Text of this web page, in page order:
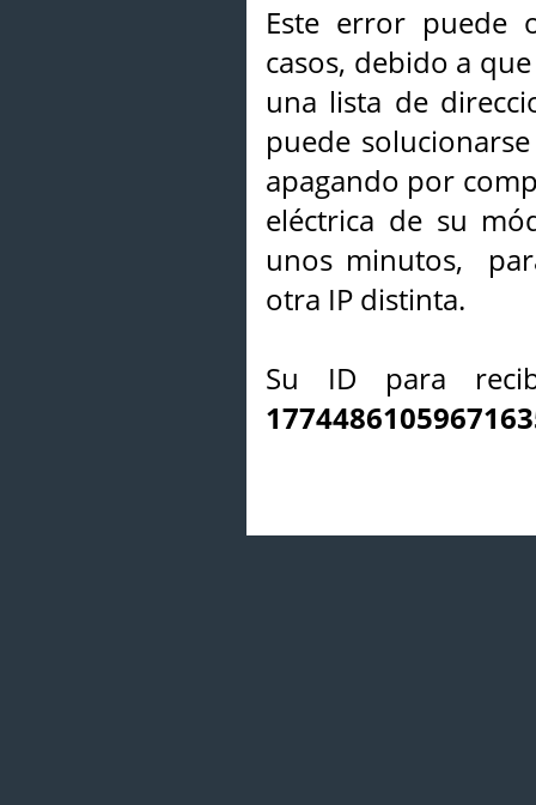
Este error puede
casos, debido a
una lista de
puede
apagando por
eléctrica de su
unos minutos,
otra IP distinta.
Su ID para